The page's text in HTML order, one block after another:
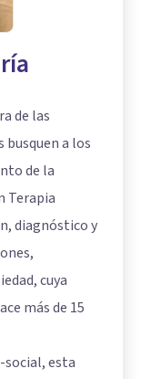
de las
busquen a los
de la
Terapia
diagnóstico y
cuya
más de 15
esta